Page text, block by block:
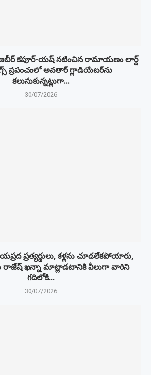
కపూర్-యష్ నటించిన రామాయణం లార్డ్
ప్రపంచంలో అవతార్ గ్లాడియేటర్‌ను
కలుసుకున్నట్లుగా...
30/07/2026
ప్రత్యర్థులు, కళ్లను చూడలేకపోయారు,
రాజేష్ ఖన్నా మాట్లాడటానికి వీలుగా వారిని
గదిలోకి...
30/07/2026